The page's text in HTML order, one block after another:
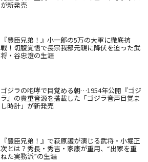
が新発売
『豊臣兄弟！』小一郎の5万の大軍に徹底抗
戦！切腹覚悟で長宗我部元親に降伏を迫った武
将・谷忠澄の生涯
ゴジラの咆哮で目覚める朝…1954年公開『ゴジ
ラ』の貴重音源を搭載した「ゴジラ音声目覚ま
し時計」が新発売
『豊臣兄弟！』で萩原護が演じる武将・小堀正
次とは？秀長・秀吉・家康が重用、“出家を重
ねた実務派”の生涯